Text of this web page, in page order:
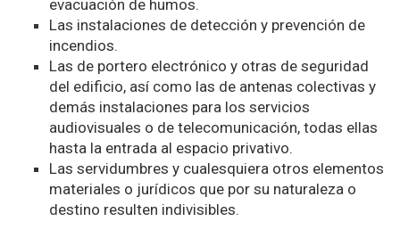
evacuación de humos.
Las instalaciones de detección y prevención de
incendios.
Las de portero electrónico y otras de seguridad
del edificio, así como las de antenas colectivas y
demás instalaciones para los servicios
audiovisuales o de telecomunicación, todas ellas
hasta la entrada al espacio privativo.
Las servidumbres y cualesquiera otros elementos
materiales o jurídicos que por su naturaleza o
destino resulten indivisibles.